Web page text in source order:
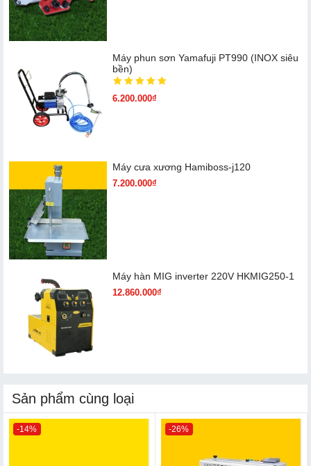
Máy phun sơn Yamafuji PT990 (INOX siêu
bền)
6.200.000₫
Máy cưa xương Hamiboss-j120
7.200.000₫
Máy hàn MIG inverter 220V HKMIG250-1
12.860.000₫
Sản phẩm cùng loại
-14% -26%